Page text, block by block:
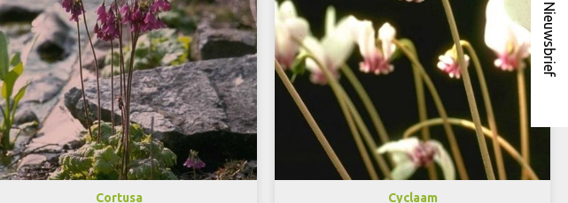
Cortusa Cyclaam
Nieuwsbrief